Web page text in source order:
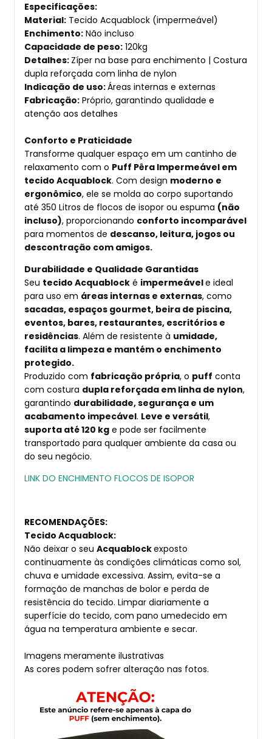
Especificações:
Material: Tecido Acquablock (impermeável)
Enchimento: Não incluso
Capacidade de peso: 120kg
Detalhes: Zíper na base para enchimento | Costura
dupla reforçada com linha de nylon
Indicação de uso:Áreas internas e externas
Fabricação: Próprio, garantindo qualidade e
atenção aos detalhes
Conforto e Praticidade
Transforme qualquer espaço em um cantinho de
relaxamento com o Puff Pêra Impermeável em
tecido Acquablock. Com design moderno e
ergonômico, ele se molda ao corpo suportando
até 350 Litros de flocos de isopor ou espuma (não
incluso), proporcionando conforto incomparável
para momentos de descanso, leitura, jogos ou
descontração com amigos.
Durabilidade e Qualidade Garantidas
Seu tecido Acquablock é impermeávele ideal
para uso em áreas internas e externas, como
sacadas, espaços gourmet, beira de piscina,
eventos, bares, restaurantes, escritórios e
residências. Além de resistente à umidade,
facilita a limpeza e mantém o enchimento
protegido.
Produzido com fabricação própria, o puff conta
com costura dupla reforçada em linha de nylon,
garantindo durabilidade, segurança e um
acabamento impecável. Leve e versátil,
suporta até 120 kg e pode ser facilmente
transportado para qualquer ambiente da casa ou
do seu negócio.
LINK DO ENCHIMENTO FLOCOS DE ISOPOR
RECOMENDAÇÕES:
Tecido Acquablock:
Não deixar o seu Acquablockexposto
continuamente às condições climáticas como sol,
chuva e umidade excessiva. Assim, evita-se a
formação de manchas de bolor e perda de
resistência do tecido. Limpar diariamente a
superfície do tecido, com pano umedecido em
água na temperatura ambiente e secar.
Imagens meramente ilustrativas
As cores podem sofrer alteração nas fotos.